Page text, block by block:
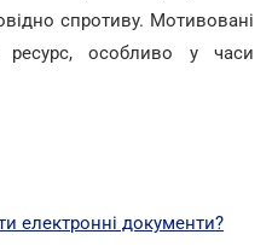
спротиву. Мотивовані
ресурс, особливо у часи
електронні документи?